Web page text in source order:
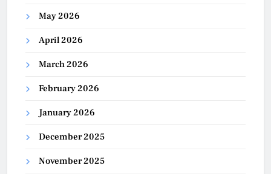
May 2026
April 2026
March 2026
February 2026
January 2026
December 2025
November 2025